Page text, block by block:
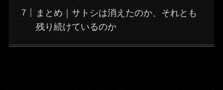
まとめ｜サトシは消えたのか、それとも
残り続けているのか